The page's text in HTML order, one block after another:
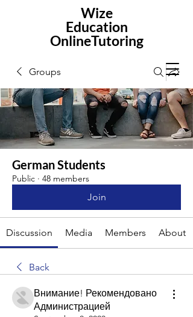
Wize
Education
OnlineTutoring
Groups
German Students
Public · 48 members
Join
Discussion Media Members About
Back
Внимание! Рекомендовано
Администрацией